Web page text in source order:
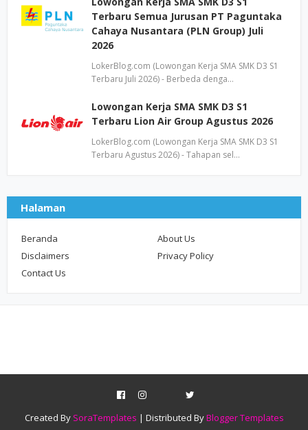
Terbaru Semua Jurusan PT Paguntaka
Cahaya Nusantara (PLN Group) Juli
2026
LokerBlog.com (Lowongan Kerja SMA SMK D3 S1
Terbaru Juli 2026) - Berbeda denga…
Lowongan Kerja SMA SMK D3 S1
Terbaru Lion Air Group Agustus 2026
LokerBlog.com (Lowongan Kerja SMA SMK D3 S1
Terbaru Agustus 2026) - Tahapan sel…
Halaman
Beranda
About Us
Disclaimers
Privacy Policy
Contact Us
Created By SoraTemplates | Distributed ByBlogger Templates